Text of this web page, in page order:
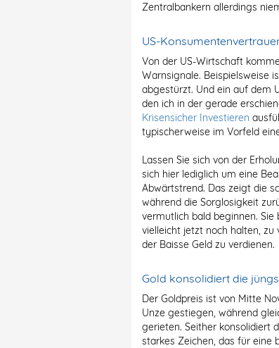
Zentralbankern allerdings
US-
Von der US-Wirtschaft
Warnsignale. Beispielsweise
abgestürzt. Und ein auf dem
den ich in der gerade
Krisensicher Investieren
typischerweise im Vorfeld
Lassen Sie sich von der
sich hier lediglich um eine
Abwärtstrend. Das zeigt die
während die Sorglosigkeit
vermutlich bald beginnen. Sie
vielleicht jetzt noch halten,
der Baisse Geld zu verdienen.
Gold konsolidiert die
Der Goldpreis ist von Mitte
Unze gestiegen, während
gerieten. Seither konsolidiert
starkes Zeichen, das für eine